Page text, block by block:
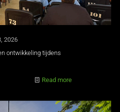
2026
ontwikkeling tijdens
Read more